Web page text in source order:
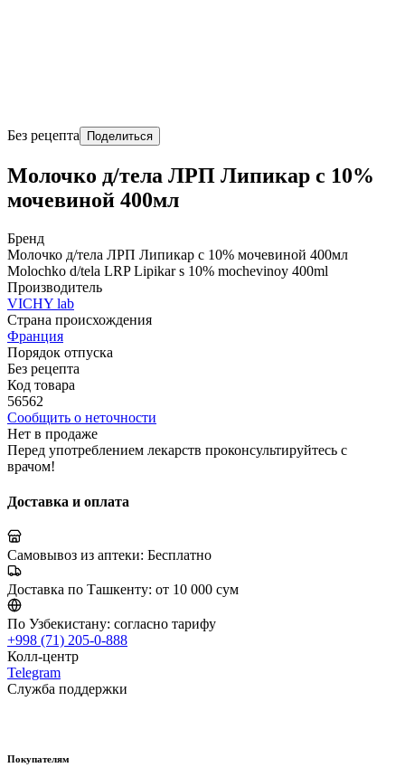
Без рецепта Поделиться
Молочко д/тела ЛРП Липикар с 10%
мочевиной 400мл
Бренд
Молочко д/тела ЛРП Липикар с 10% мочевиной 400мл
Molochko d/tela LRP Lipikar s 10% mochevinoy 400ml
Производитель
VICHY lab
Страна происхождения
Франция
Порядок отпуска
Без рецепта
Код товара
56562
Сообщить о неточности
Нет в продаже
Перед употреблением лекарств проконсультируйтесь с
врачом!
Доставка и оплата
Самовывоз из аптеки: Бесплатно
Доставка по Ташкенту: от 10 000 сум
По Узбекистану: согласно тарифу
+998 (71) 205-0-888
Колл-центр
Telegram
Служба поддержки
Покупателям